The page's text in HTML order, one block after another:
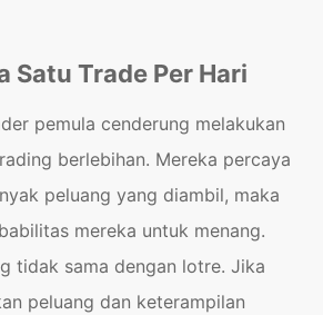
Satu Trade Per Hari
pemula cenderung melakukan
berlebihan. Mereka percaya
peluang yang diambil, maka
mereka untuk menang.
tidak sama dengan lotre. Jika
peluang dan keterampilan